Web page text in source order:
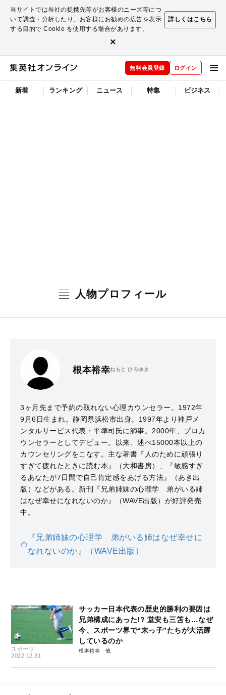
当サイトでは当社の提携先等がお客様のニーズ等につ
いて調査・分析したり、お客様にお勧めの広告を表示
する目的で Cookie を使用する場合があります。
詳しくはこちら
×
無料会員登録 ログイン
新着 ランキング ニュース 特集 ビジネス
人物プロフィール
根本裕幸ねもと ひろゆき
3ヶ月先まで予約の取れない心理カウンセラー。1972年
9月6日生まれ。静岡県浜松市出身。1997年より神戸メ
ンタルサービス代表・平準司氏に師事。2000年、プロカ
ウンセラーとしてデビュー。以来、述べ15000本以上の
カウンセリングをこなす。主な著書『人のために頑張り
すぎて疲れたときに読む本』（大和書房）、『敏感すぎ
るあなたが7日間で自己肯定感をあげる方法』（あき出
版）などがある。新刊『兄弟姉妹の心理学 弟がいる姉
はなぜ幸せになれないのか』（WAVE出版）が好評発売
中。
『兄弟姉妹の心理学 弟がいる姉はなぜ幸せに
なれないのか』（WAVE出版）
スポーツ
2022.12.31
サッカー日本代表の歴史的勝利の要因は
兄弟構成にあった!? 堂安も三笘も…なぜ
今、スポーツ界で“末っ子”たちが大活躍
しているのか
根本裕幸